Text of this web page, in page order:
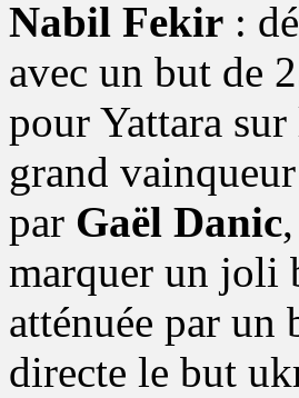
Nabil Fekir :
avec un but de
pour Yattara
grand
par Gaël Danic
marquer un joli
atténuée par un
directe le but